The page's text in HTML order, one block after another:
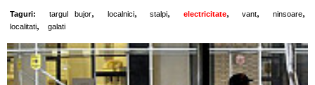
Taguri: targul bujor, localnici, stalpi, electricitate, vant, ninsoare,
localitati, galati